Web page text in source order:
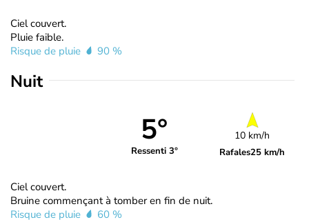
Ciel couvert.
Pluie faible.
Risque de pluie
90 %
Nuit
5°
Ressenti 3°
10 km/h
Rafales25 km/h
Ciel couvert.
Bruine commençant à tomber en fin de nuit.
Risque de pluie
60 %